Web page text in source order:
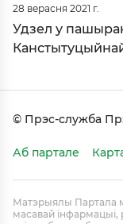
28 верасня 2021 г.
Удзел у
Канстытуцыйнай
© Прэс-служба
Аб партале
Матэрыялы Партала
масавай інфармацыі,